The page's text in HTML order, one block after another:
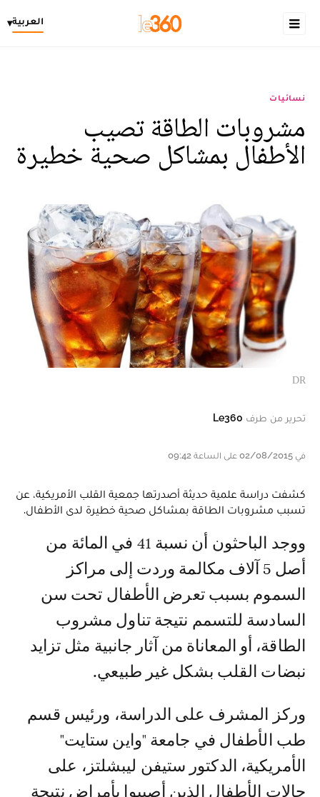
العربية▾
نسائيات
مشروبات الطاقة تصيب
الأطفال بمشاكل صحية خطيرة
DR
تحرير من طرف Le360
في 02/08/2015 على الساعة 09:42
كشفت دراسة علمية حديثة أصدرتها جمعية القلب الأمريكية، عن
تسبب مشروبات الطاقة بمشاكل صحية خطيرة لدى الأطفال.
ووجد الباحثون أن نسبة 41 في المائة من
أصل 5 آلاف مكالمة وردت إلى مراكز
السموم بسبب تعرض الأطفال تحت سن
السادسة للتسمم نتيجة تناول مشروب
الطاقة، أو المعاناة من آثار جانبية مثل تزايد
نبضات القلب بشكل غير طبيعي.
وركز المشرف على الدراسة، ورئيس قسم
طب الأطفال في جامعة "واين ستايت"
الأمريكية، الدكتور ستيفن ليبشلتز، على
حالات الأطفال الذين أصيبوا بأمراض نتيجة